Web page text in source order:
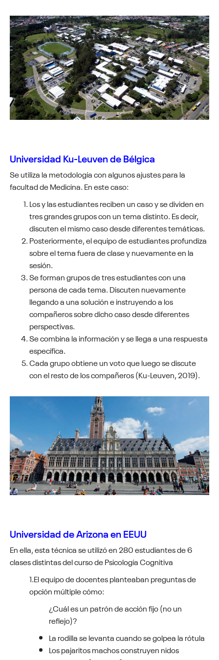
Universidad Ku-Leuven de Bélgica
Se utiliza la metodología con algunos ajustes para la
facultad de Medicina. En este caso:
Los y las estudiantes reciben un caso y se dividen en
tres grandes grupos con un tema distinto. Es decir,
discuten el mismo caso desde diferentes temáticas.
Posteriormente, el equipo de estudiantes profundiza
sobre el tema fuera de clase y nuevamente en la
sesión.
Se forman grupos de tres estudiantes con una
persona de cada tema. Discuten nuevamente
llegando a una solución e instruyendo a los
compañeros sobre dicho caso desde diferentes
perspectivas.
Se combina la información y se llega a una respuesta
específica.
Cada grupo obtiene un voto que luego se discute
con el resto de los compañeros (Ku-Leuven, 2019).
Universidad de Arizona en EEUU
En ella, esta técnica se utilizó en 280 estudiantes de 6
clases distintas del curso de Psicología Cognitiva
1.El equipo de docentes planteaban preguntas de
opción múltiple cómo:
¿Cuál es un patrón de acción fijo (no un
reflejo)?
La rodilla se levanta cuando se golpea la rótula
Los pajaritos machos construyen nidos